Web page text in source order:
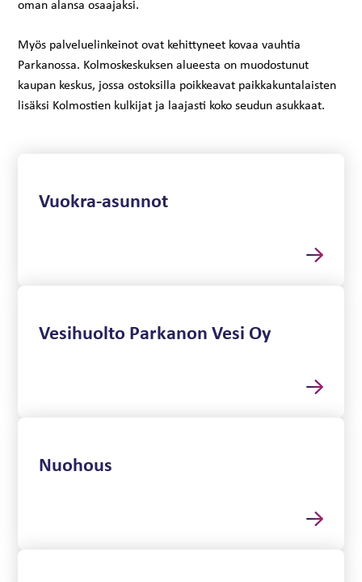
oman alansa osaajaksi.
Myös palveluelinkeinot ovat kehittyneet kovaa vauhtia
Parkanossa. Kolmoskeskuksen alueesta on muodostunut
kaupan keskus, jossa ostoksilla poikkeavat paikkakuntalaisten
lisäksi Kolmostien kulkijat ja laajasti koko seudun asukkaat.
Vuokra-asunnot
Vesihuolto Parkanon Vesi Oy
Nuohous